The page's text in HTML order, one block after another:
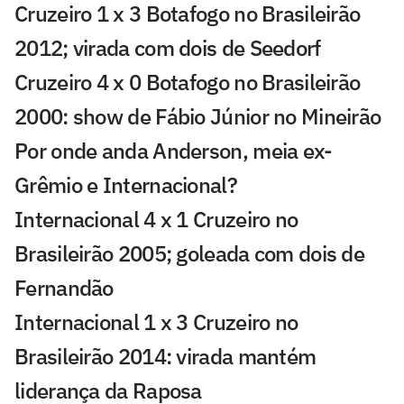
Cruzeiro 1 x 3 Botafogo no Brasileirão
2012; virada com dois de Seedorf
Cruzeiro 4 x 0 Botafogo no Brasileirão
2000: show de Fábio Júnior no Mineirão
Por onde anda Anderson, meia ex-
Grêmio e Internacional?
Internacional 4 x 1 Cruzeiro no
Brasileirão 2005; goleada com dois de
Fernandão
Internacional 1 x 3 Cruzeiro no
Brasileirão 2014: virada mantém
liderança da Raposa